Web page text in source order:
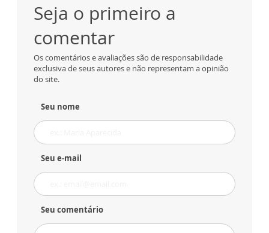
Seja o primeiro a
comentar
Os comentários e avaliações são de responsabilidade
exclusiva de seus autores e não representam a opinião
do site.
Seu nome
Seu e-mail
Seu comentário